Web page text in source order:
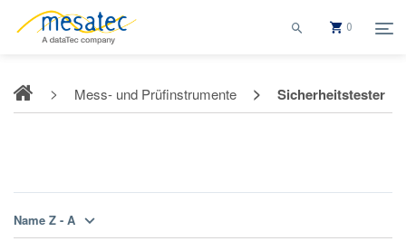
0
Mess- und Prüfinstrumente Sicherheitstester
Name Z - A